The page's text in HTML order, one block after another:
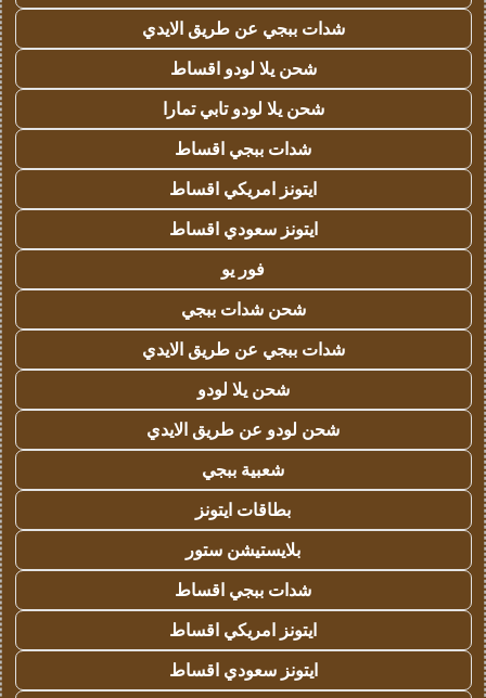
شدات ببجي عن طريق الايدي
شحن يلا لودو اقساط
شحن يلا لودو تابي تمارا
شدات ببجي اقساط
ايتونز امريكي اقساط
ايتونز سعودي اقساط
فور يو
شحن شدات ببجي
شدات ببجي عن طريق الايدي
شحن يلا لودو
شحن لودو عن طريق الايدي
شعبية ببجي
بطاقات ايتونز
بلايستيشن ستور
شدات ببجي اقساط
ايتونز امريكي اقساط
ايتونز سعودي اقساط